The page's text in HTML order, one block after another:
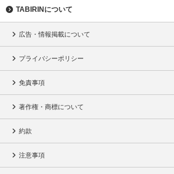
TABIRINについて
広告・情報掲載について
プライバシーポリシー
免責事項
著作権・商標について
約款
注意事項